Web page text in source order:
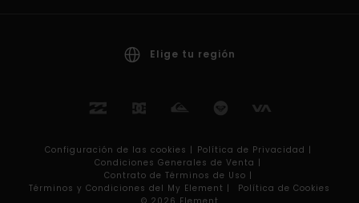
Elige tu región
Configuración de las cookies | Política de Privacidad |
Condiciones Generales de Venta |
Contrato de Términos de Uso |
Términos y Condiciones del My Element |
Política de Cookies